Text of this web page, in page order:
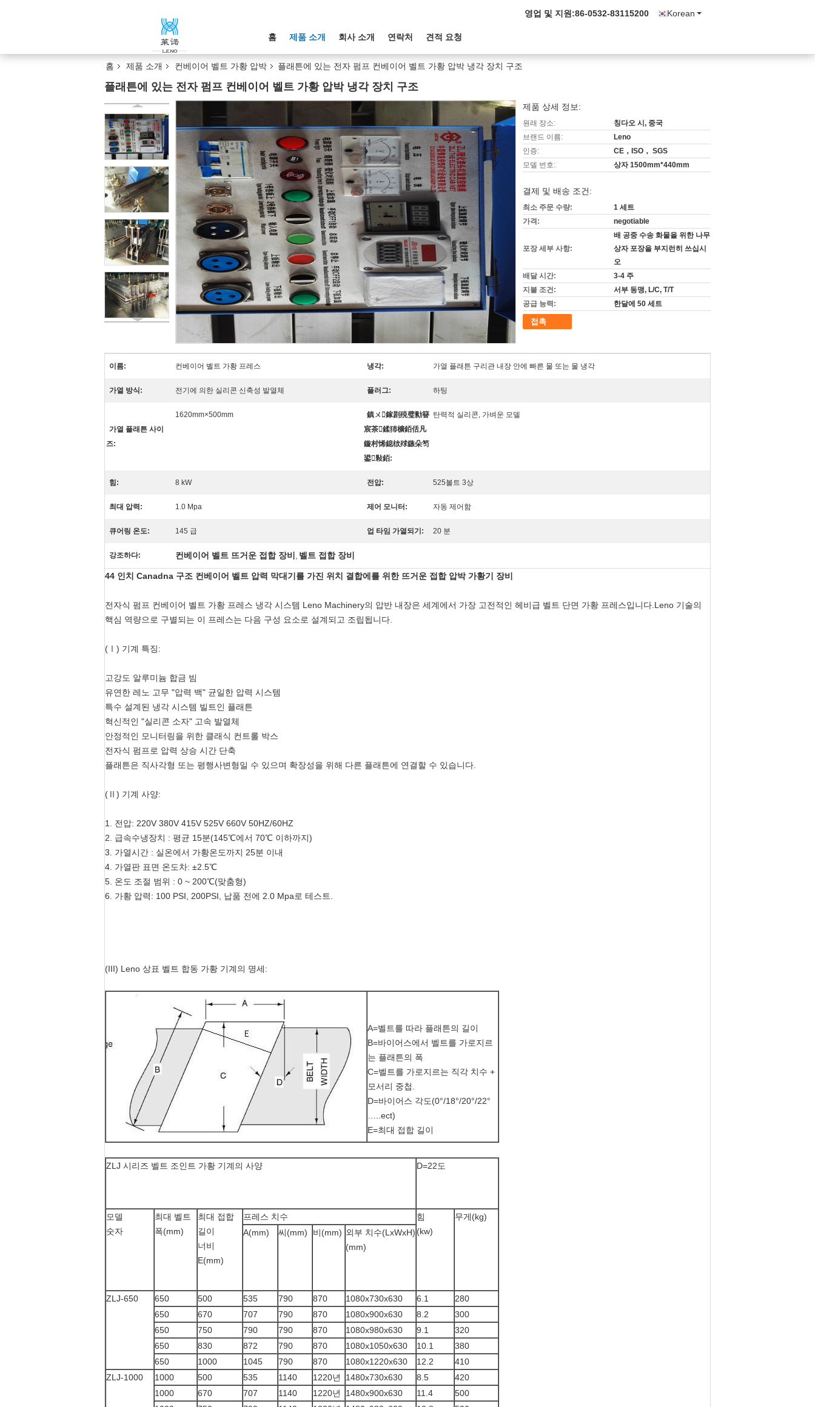
Korean
영업 및 지원:86-0532-83115200
홈 제품 소개 회사 소개 연락처 견적 요청
홈 제품 소개 컨베이어 벨트 가황 압박 플래튼에 있는 전자 펌프 컨베이어 벨트 가황 압박 냉각 장치 구조
플래튼에 있는 전자 펌프 컨베이어 벨트 가황 압박 냉각 장치 구조
제품 상세 정보:
원래 장소:
칭다오 시, 중국
브랜드 이름:
Leno
인증:
CE，ISO， SGS
모델 번호:
상자 1500mm*440mm
결제 및 배송 조건:
최소 주문 수량:
1 세트
가격:
negotiable
포장 세부 사항:
배 공중 수송 화물을 위한 나무
상자 포장을 부지런히 쓰십시
오
배달 시간:
3-4 주
지불 조건:
서부 동맹, L/C, T/T
공급 능력:
한달에 50 세트
접촉
이름: 컨베이어 벨트 가황 프레스 냉각: 가열 플래튼 구리관 내장 안에 빠른 물 또는 물 냉각
가열 방식: 전기에 의한 실리콘 신축성 발열체 플러그: 하팅
가열 플래튼 사이
즈:
1620mm×500mm
鎮ㄨ鎵剧殑璧勬簮
宸茶鍒犻櫎銆佸凡
鏇村悕鎴栨殏鏃朵笉
鍙敤銆:
탄력적 실리콘, 가벼운 모델
힘: 8 kW 전압: 525볼트 3상
최대 압력: 1.0 Mpa 제어 모니터: 자동 제어함
큐어링 온도: 145 급 업 타임 가열되기: 20 분
강조하다: 컨베이어 벨트 뜨거운 접합 장비 , 벨트 접합 장비
44 인치 Canadna 구조 컨베이어 벨트 압력 막대기를 가진 위치 결합에를 위한 뜨거운 접합 압박 가황기 장비
전자식 펌프 컨베이어 벨트 가황 프레스 냉각 시스템 Leno Machinery의 압반 내장은 세계에서 가장 고전적인 헤비급 벨트 단면 가황 프레스입니다.Leno 기술의
핵심 역량으로 구별되는 이 프레스는 다음 구성 요소로 설계되고 조립됩니다.
(Ⅰ) 기계 특징:
고강도 알루미늄 합금 빔
유연한 레노 고무 "압력 백" 균일한 압력 시스템
특수 설계된 냉각 시스템 빌트인 플래튼
혁신적인 "실리콘 소자" 고속 발열체
안정적인 모니터링을 위한 클래식 컨트롤 박스
전자식 펌프로 압력 상승 시간 단축
플래튼은 직사각형 또는 평행사변형일 수 있으며 확장성을 위해 다른 플래튼에 연결할 수 있습니다.
(Ⅱ) 기계 사양:
1. 전압: 220V 380V 415V 525V 660V 50HZ/60HZ
2. 급속수냉장치 : 평균 15분(145℃에서 70℃ 이하까지)
3. 가열시간 : 실온에서 가황온도까지 25분 이내
4. 가열판 표면 온도차: ±2.5℃
5. 온도 조절 범위 : 0 ~ 200℃(맞춤형)
6. 가황 압력: 100 PSI, 200PSI, 납품 전에 2.0 Mpa로 테스트.
(III) Leno 상표 벨트 합동 가황 기계의 명세:
A=벨트를 따라 플래튼의 길이
B=바이어스에서 벨트를 가로지르
는 플래튼의 폭
C=벨트를 가로지르는 직각 치수 +
모서리 중첩.
D=바이어스 각도(0°/18°/20°/22°
…..ect)
E=최대 접합 길이
ZLJ 시리즈 벨트 조인트 가황 기계의 사양 D=22도
모델
숫자
최대 벨트
폭(mm)
최대 접합
길이
너비
E(mm)
프레스 치수
힘
(kw)
무게(kg)
A(mm)
씨(mm) 비(mm) 외부 치수(LxWxH)
(mm)
ZLJ-650 650 500 535 790 870 1080x730x630 6.1
280
650
670 707 790 870 1080x900x630 8.2
300
650
750 790 790 870 1080x980x630 9.1
320
650
830 872 790 870 1080x1050x630 10.1
380
650
1000 1045 790 870 1080x1220x630 12.2
410
ZLJ-1000
1000 500 535 1140 1220년 1480x730x630 8.5
420
1000
670 707 1140 1220년 1480x900x630 11.4
500